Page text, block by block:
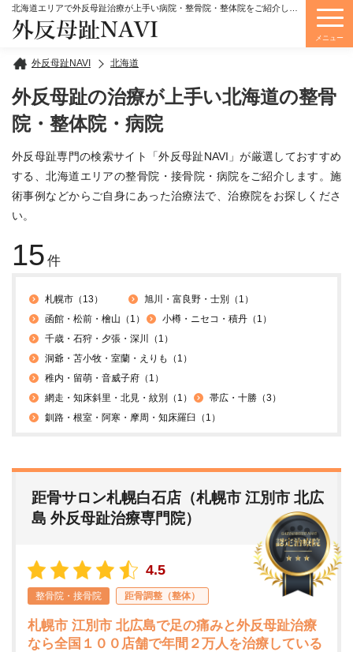
外反母趾NAVI
外反母趾NAVI 北海道
外反母趾の治療が上手い北海道の整骨
院・整体院・病院
外反母趾専門の検索サイト「外反母趾NAVI」が厳選しておすすめ
する、北海道エリアの整骨院・接骨院・病院をご紹介します。施
術事例などからご自身にあった治療法で、治療院をお探しくださ
い。
15 件
札幌市（13）
旭川・富良野・士別（1）
函館・松前・檜山（1）
小樽・ニセコ・積丹（1）
千歳・石狩・夕張・深川（1）
洞爺・苫小牧・室蘭・えりも（1）
稚内・留萌・音威子府（1）
網走・知床斜里・北見・紋別（1）
帯広・十勝（3）
釧路・根室・阿寒・摩周・知床羅臼（1）
距骨サロン札幌白石店（札幌市 江別市 北広
島 外反母趾治療専門院）
4.5
整骨院・接骨院 距骨調整（整体）
札幌市 江別市 北広島で足の痛みと外反母趾治療
なら全国１００店舗で年間２万人を治療している
メニュー